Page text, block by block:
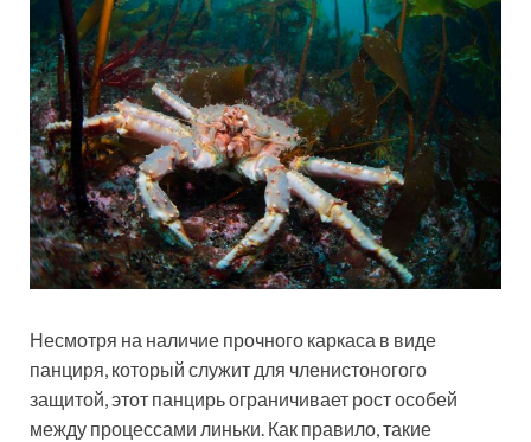
Несмотря на наличие прочного каркаса в виде
панциря, который служит для членистоногого
защитой, этот панцирь ограничивает рост особей
между процессами линьки. Как правило, такие